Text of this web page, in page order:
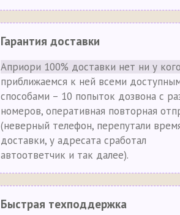
Гарантия доставки
Априори 100% доставки нет ни у кого
приближаемся к ней всеми
способами – 10 попыток дозвона с
номеров, оперативная повторная
(неверный телефон, перепутали
доставки, у адресата сработал
автоответчик и так далее).
Быстрая техподдержка